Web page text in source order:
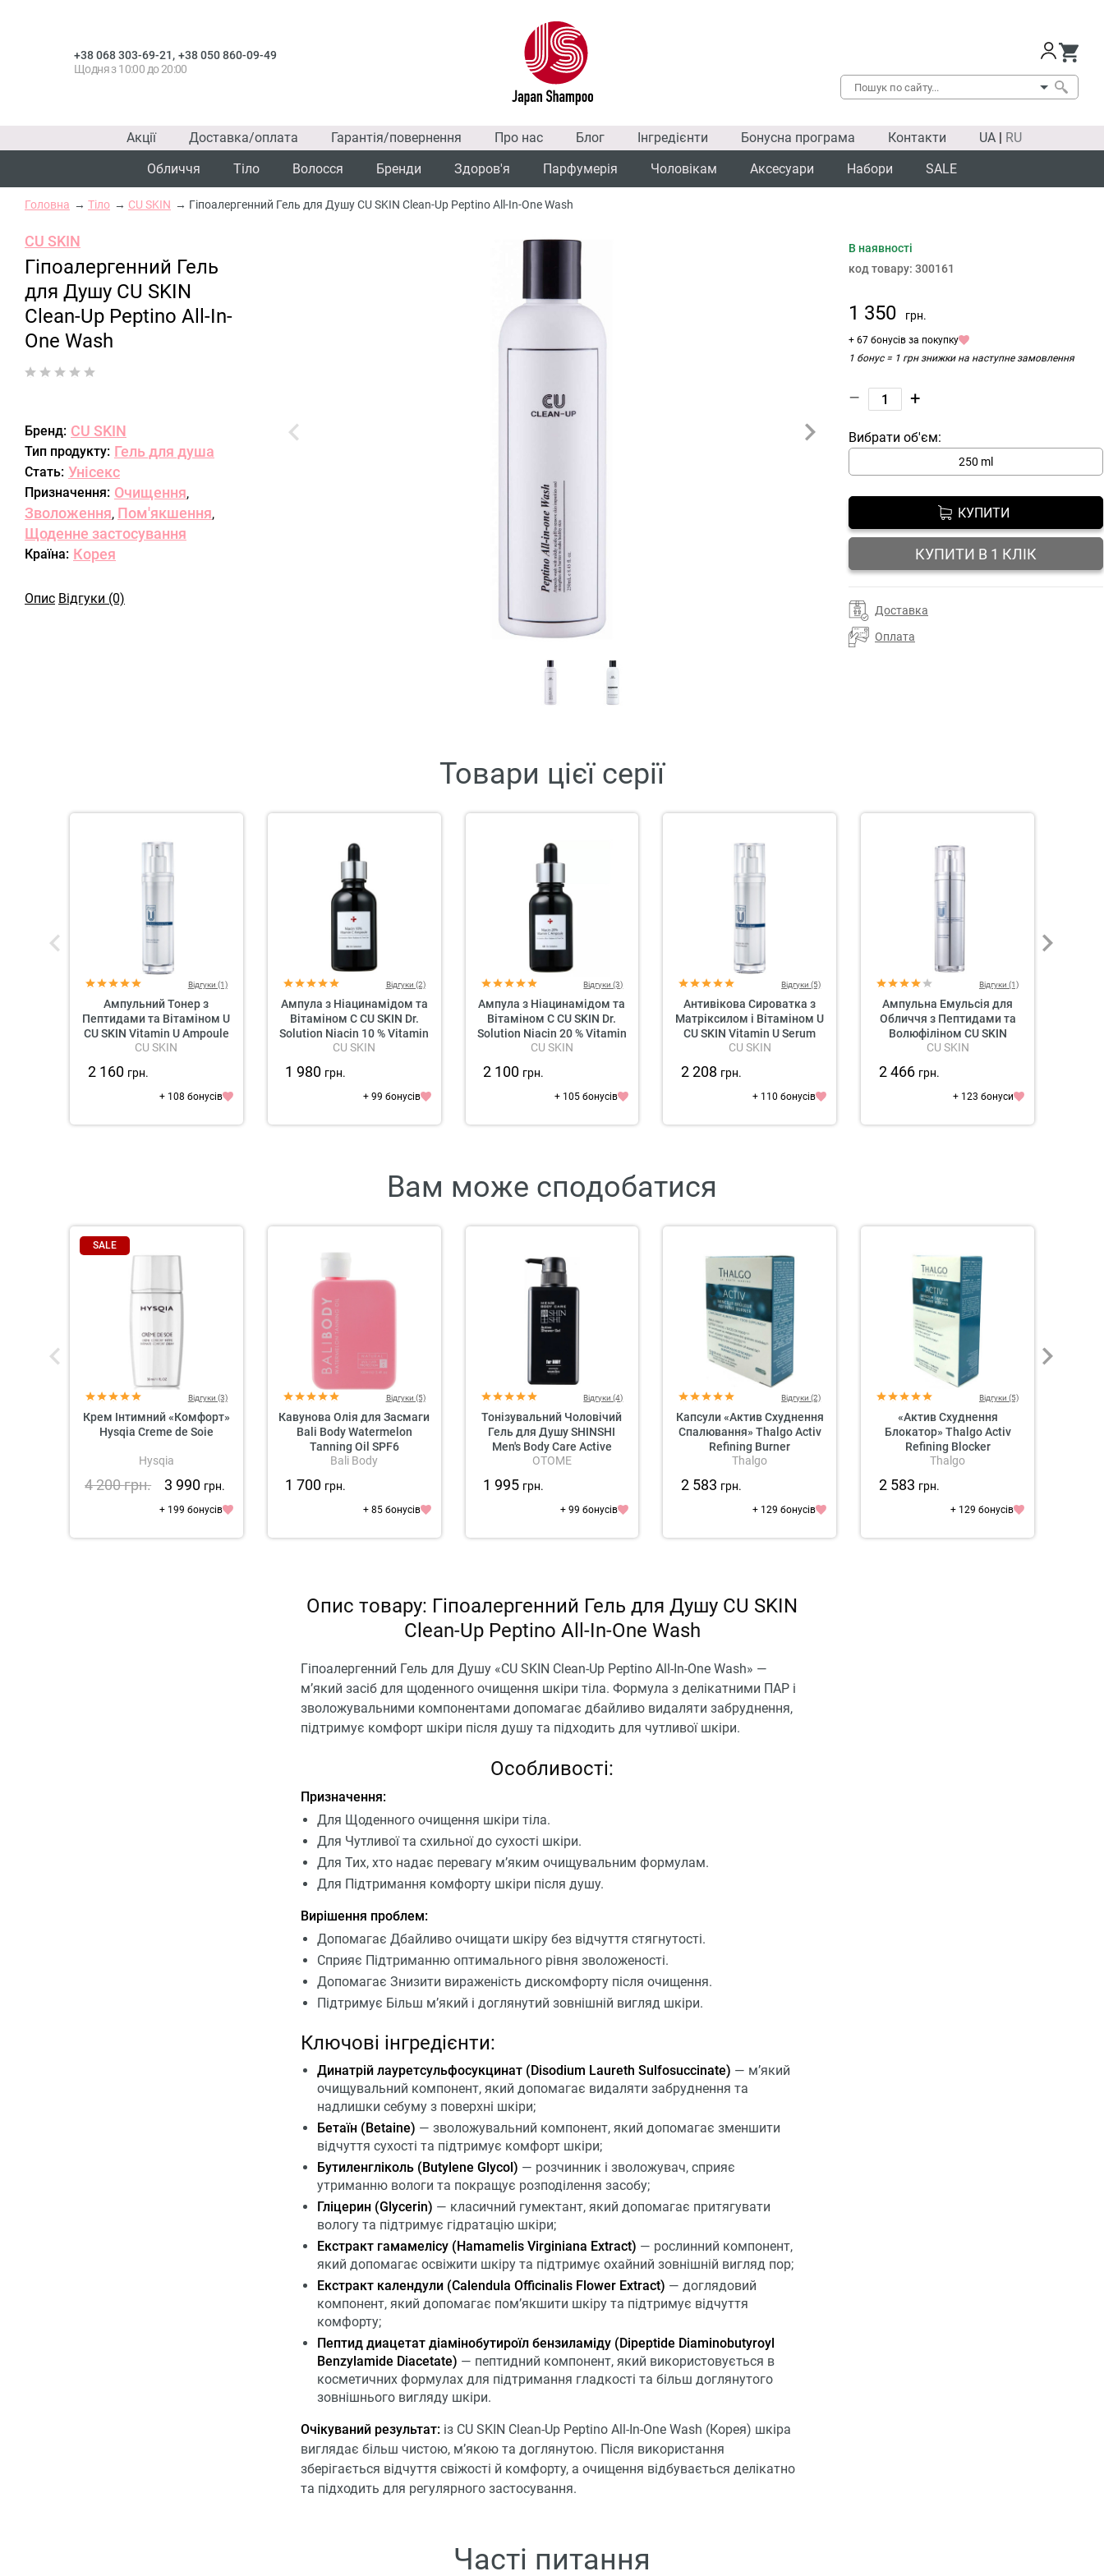
+38 068 303-69-21, +38 050 860-09-49
Щодня з 10:00 до 20:00
Акції Доставка/оплата Гарантія/повернення Про нас Блог Інгредієнти Бонусна програма Контакти UA | RU
Обличчя
Тіло Волосся Бренди Здоров'я Парфумерія Чоловікам Аксесуари Набори SALE
Головна Тіло CU SKIN Гіпоалергенний Гель для Душу CU SKIN Clean-Up Peptino All-In-One Wash
CU SKIN
Гіпоалергенний Гель
для Душу CU SKIN
Clean-Up Peptino All-In-
One Wash
Бренд: CU SKIN
Тип продукту: Гель для душа
Стать: Унісекс
Призначення: Очищення,
Зволоження, Пом'якшення,
Щоденне застосування
Країна: Корея
Опис Відгуки (0)
В наявності
код товару: 300161
1 350 грн.
+ 67 бонусів за покупку
1 бонус = 1 грн знижки на наступне замовлення
– +
Вибрати об'єм:
250 ml
КУПИТИ
КУПИТИ В 1 КЛІК
Доставка
Оплата
Товари цієї серії
Відгуки (1)
Ампульний Тонер з
Пептидами та Вітаміном U
CU SKIN Vitamin U Ampoule
Toner
CU SKIN
2 160 грн.
+ 108 бонусів
Відгуки (2)
Ампула з Ніацинамідом та
Вітаміном C CU SKIN Dr.
Solution Niacin 10 % Vitamin
C Ampoule
CU SKIN
1 980 грн.
+ 99 бонусів
Відгуки (3)
Ампула з Ніацинамідом та
Вітаміном C CU SKIN Dr.
Solution Niacin 20 % Vitamin
C Ampoule
CU SKIN
2 100 грн.
+ 105 бонусів
Відгуки (5)
Антивікова Сироватка з
Матріксилом і Вітаміном U
CU SKIN Vitamin U Serum
CU SKIN
2 208 грн.
+ 110 бонусів
Відгуки (1)
Ампульна Емульсія для
Обличчя з Пептидами та
Волюфіліном CU SKIN
Vitamin U Ampoule Emulsion
CU SKIN
2 466 грн.
+ 123 бонуси
Вам може сподобатися
SALE
Відгуки (3)
Крем Інтимний «Комфорт»
Hysqia Creme de Soie
Hysqia
4 200грн. 3 990 грн.
+ 199 бонусів
Відгуки (5)
Кавунова Олія для Засмаги
Bali Body Watermelon
Tanning Oil SPF6
Bali Body
1 700 грн.
+ 85 бонусів
Відгуки (4)
Тонізувальний Чоловічий
Гель для Душу SHINSHI
Men's Body Care Active
Shower Gel
OTOME
1 995 грн.
+ 99 бонусів
Відгуки (2)
Капсули «Актив Схуднення
Спалювання» Thalgo Activ
Refining Burner
Thalgo
2 583 грн.
+ 129 бонусів
Відгуки (5)
«Актив Схуднення
Блокатор» Thalgo Activ
Refining Blocker
Thalgo
2 583 грн.
+ 129 бонусів
Опис товару: Гіпоалергенний Гель для Душу CU SKIN
Clean-Up Peptino All-In-One Wash
Гіпоалергенний Гель для Душу «CU SKIN Clean-Up Peptino All-In-One Wash» —
м’який засіб для щоденного очищення шкіри тіла. Формула з делікатними ПАР і
зволожувальними компонентами допомагає дбайливо видаляти забруднення,
підтримує комфорт шкіри після душу та підходить для чутливої шкіри.
Особливості:
Призначення:
Для Щоденного очищення шкіри тіла.
Для Чутливої та схильної до сухості шкіри.
Для Тих, хто надає перевагу м’яким очищувальним формулам.
Для Підтримання комфорту шкіри після душу.
Вирішення проблем:
Допомагає Дбайливо очищати шкіру без відчуття стягнутості.
Сприяє Підтриманню оптимального рівня зволоженості.
Допомагає Знизити вираженість дискомфорту після очищення.
Підтримує Більш м’який і доглянутий зовнішній вигляд шкіри.
Ключові інгредієнти:
Динатрій лауретсульфосукцинат (Disodium Laureth Sulfosuccinate) — м’який
очищувальний компонент, який допомагає видаляти забруднення та
надлишки себуму з поверхні шкіри;
Бетаїн (Betaine) — зволожувальний компонент, який допомагає зменшити
відчуття сухості та підтримує комфорт шкіри;
Бутиленгліколь (Butylene Glycol) — розчинник і зволожувач, сприяє
утриманню вологи та покращує розподілення засобу;
Гліцерин (Glycerin) — класичний гумектант, який допомагає притягувати
вологу та підтримує гідратацію шкіри;
Екстракт гамамелісу (Hamamelis Virginiana Extract) — рослинний компонент,
який допомагає освіжити шкіру та підтримує охайний зовнішній вигляд пор;
Екстракт календули (Calendula Officinalis Flower Extract) — доглядовий
компонент, який допомагає пом’якшити шкіру та підтримує відчуття
комфорту;
Пептид диацетат діамінобутироїл бензиламіду (Dipeptide Diaminobutyroyl
Benzylamide Diacetate) — пептидний компонент, який використовується в
косметичних формулах для підтримання гладкості та більш доглянутого
зовнішнього вигляду шкіри.
Очікуваний результат: із CU SKIN Clean-Up Peptino All-In-One Wash (Корея) шкіра
виглядає більш чистою, м’якою та доглянутою. Після використання
зберігається відчуття свіжості й комфорту, а очищення відбувається делікатно
та підходить для регулярного застосування.
Часті питання